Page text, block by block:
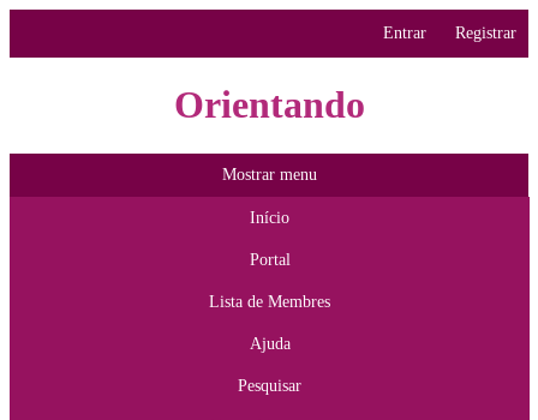
Entrar Registrar
Orientando
Mostrar menu
Início
Portal
Lista de Membres
Ajuda
Pesquisar